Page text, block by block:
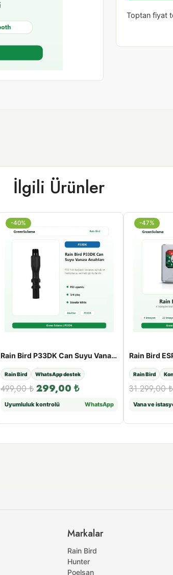
Toptan fiyat
İlgili Ürünler
-40%
Rain Bird P33DK Can Suyu Vanası Anahtarı
Rain Bird WhatsApp destek
499,00₺ 299,00 ₺
Uyumluluk kontrolü WhatsApp
-47%
Rain Bird
31.299,00₺
Vana ve
Markalar
Rain Bird
Hunter
Poelsan